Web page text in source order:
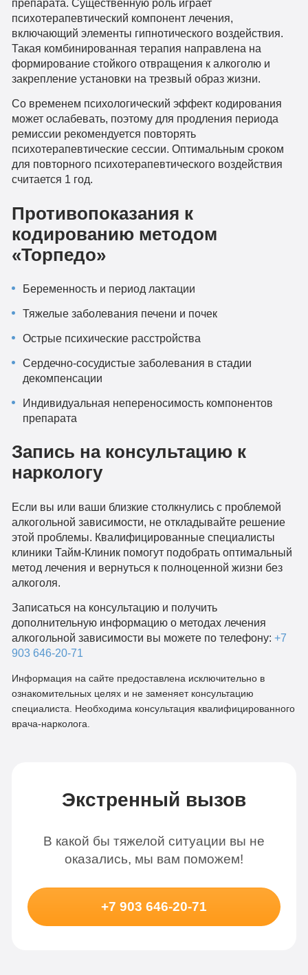
препарата. Существенную роль играет
психотерапевтический компонент лечения,
включающий элементы гипнотического воздействия.
Такая комбинированная терапия направлена на
формирование стойкого отвращения к алкоголю и
закрепление установки на трезвый образ жизни.
Со временем психологический эффект кодирования
может ослабевать, поэтому для продления периода
ремиссии рекомендуется повторять
психотерапевтические сессии. Оптимальным сроком
для повторного психотерапевтического воздействия
считается 1 год.
Противопоказания к
кодированию методом
«Торпедо»
Беременность и период лактации
Тяжелые заболевания печени и почек
Острые психические расстройства
Сердечно-сосудистые заболевания в стадии
декомпенсации
Индивидуальная непереносимость компонентов
препарата
Запись на консультацию к
наркологу
Если вы или ваши близкие столкнулись с проблемой
алкогольной зависимости, не откладывайте решение
этой проблемы. Квалифицированные специалисты
клиники Тайм-Клиник помогут подобрать оптимальный
метод лечения и вернуться к полноценной жизни без
алкоголя.
Записаться на консультацию и получить
дополнительную информацию о методах лечения
алкогольной зависимости вы можете по телефону: +7
903 646-20-71
Информация на сайте предоставлена исключительно в
ознакомительных целях и не заменяет консультацию
специалиста. Необходима консультация квалифицированного
врача-нарколога.
Экстренный вызов
В какой бы тяжелой ситуации вы не
оказались, мы вам поможем!
+7 903 646-20-71